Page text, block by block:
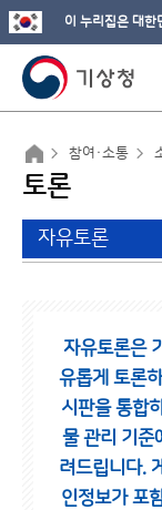
이 누리집은 대한
참여·소통
토론
자유토론
자유토론은
유롭게 토론
시판을 통합
물 관리 기준
려드립니다.
인정보가 포